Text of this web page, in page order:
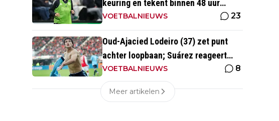
keuring en tekent binnen 48 uur
contract bij nieuwe club'
VOETBALNIEUWS 23
Oud-Ajacied Lodeiro (37) zet punt
achter loopbaan; Suárez reageert
emotioneel
VOETBALNIEUWS 8
Meer artikelen